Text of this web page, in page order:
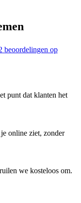
beoordelingen op
punt dat klanten het
online ziet, zonder
we kosteloos om.